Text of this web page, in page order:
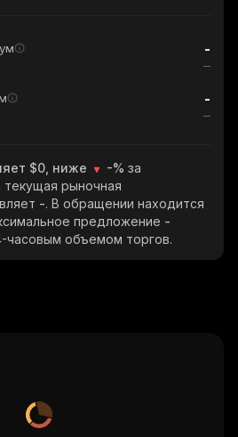
-
-
$0, ниже -% за
текущая рыночная
-. В обращении находится
предложение -
часовым объемом торгов.